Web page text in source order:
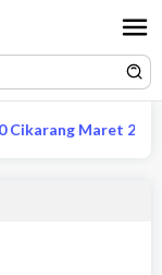
Maret 2026